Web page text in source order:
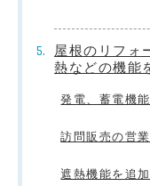
屋根のリフォ
熱などの機能
発電、蓄電機
訪問販売の営
遮熱機能を追加